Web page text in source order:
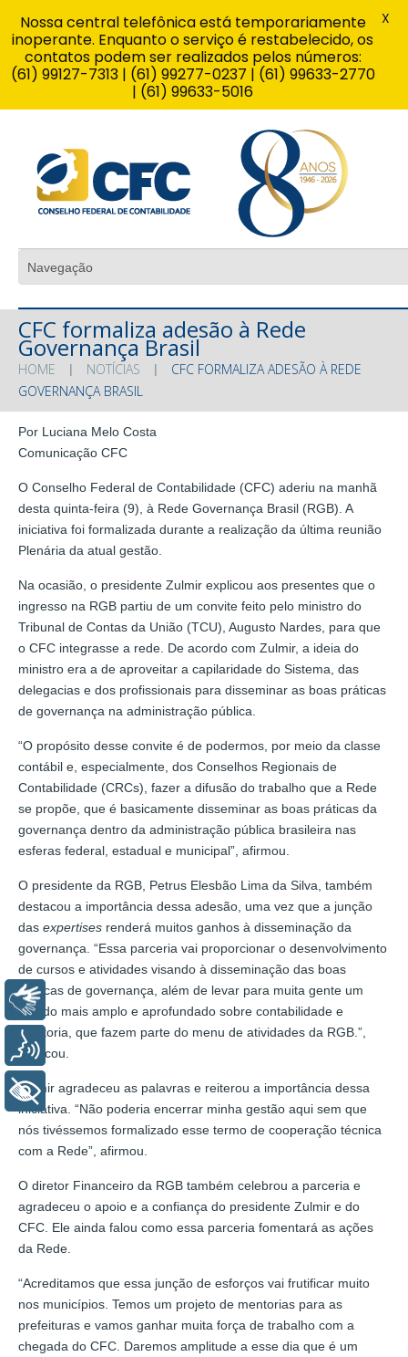
CFC formaliza adesão à Rede
Governança Brasil
HOME NOTÍCIAS
CFC FORMALIZA ADESÃO À REDE
GOVERNANÇA BRASIL
Por Luciana Melo Costa
Comunicação CFC
O Conselho Federal de Contabilidade (CFC) aderiu na manhã
desta quinta-feira (9), à Rede Governança Brasil (RGB). A
iniciativa foi formalizada durante a realização da última reunião
Plenária da atual gestão.
Na ocasião, o presidente Zulmir explicou aos presentes que o
ingresso na RGB partiu de um convite feito pelo ministro do
Tribunal de Contas da União (TCU), Augusto Nardes, para que
o CFC integrasse a rede. De acordo com Zulmir, a ideia do
ministro era a de aproveitar a capilaridade do Sistema, das
delegacias e dos profissionais para disseminar as boas práticas
de governança na administração pública.
“O propósito desse convite é de podermos, por meio da classe
contábil e, especialmente, dos Conselhos Regionais de
Contabilidade (CRCs), fazer a difusão do trabalho que a Rede
se propõe, que é basicamente disseminar as boas práticas da
governança dentro da administração pública brasileira nas
esferas federal, estadual e municipal”, afirmou.
O presidente da RGB, Petrus Elesbão Lima da Silva, também
destacou a importância dessa adesão, uma vez que a junção
das expertises renderá muitos ganhos à disseminação da
governança. “Essa parceria vai proporcionar o desenvolvimento
de cursos e atividades visando à disseminação das boas
práticas de governança, além de levar para muita gente um
estudo mais amplo e aprofundado sobre contabilidade e
auditoria, que fazem parte do menu de atividades da RGB.”,
explicou.
Zulmir agradeceu as palavras e reiterou a importância dessa
iniciativa. “Não poderia encerrar minha gestão aqui sem que
nós tivéssemos formalizado esse termo de cooperação técnica
com a Rede”, afirmou.
O diretor Financeiro da RGB também celebrou a parceria e
agradeceu o apoio e a confiança do presidente Zulmir e do
CFC. Ele ainda falou como essa parceria fomentará as ações
da Rede.
“Acreditamos que essa junção de esforços vai frutificar muito
nos municípios. Temos um projeto de mentorias para as
prefeituras e vamos ganhar muita força de trabalho com a
chegada do CFC. Daremos amplitude a esse dia que é um
Nossa central telefônica está temporariamente
inoperante. Enquanto o serviço é restabelecido, os
contatos podem ser realizados pelos números:
(61) 99127-7313 | (61) 99277-0237 | (61) 99633-2770
| (61) 99633-5016
X
Libras
+ Acessibilidade